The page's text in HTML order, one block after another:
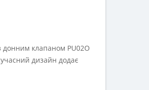
донним клапаном PU02O
дизайн додає